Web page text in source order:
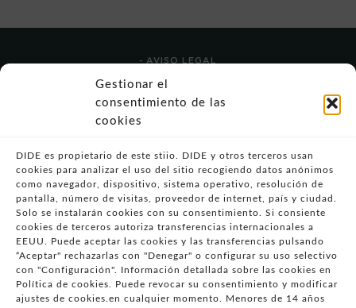
Gestionar el
consentimiento de las
cookies
DIDE es propietario de este stiio. DIDE y otros terceros usan
cookies para analizar el uso del sitio recogiendo datos anónimos
como navegador, dispositivo, sistema operativo, resolución de
pantalla, número de visitas, proveedor de internet, país y ciudad.
Solo se instalarán cookies con su consentimiento. Si consiente
cookies de terceros autoriza transferencias internacionales a
EEUU. Puede aceptar las cookies y las transferencias pulsando
“Aceptar" rechazarlas con "Denegar" o configurar su uso selectivo
con "Configuración". Información detallada sobre las cookies en
Política de cookies. Puede revocar su consentimiento y modificar
ajustes de cookies.en cualquier momento. Menores de 14 años
- AVISO LEGAL
- POLÍTICA DE USO
- POLÍTICA DE PRIVACIDAD
- POLÍTICA DE COOKIES (UE)
VULNERABILIDADES
- CONDICIONES PARTICULARES DE COMPRA
- GUÍA DE COMPRA
- GUÍA DE PRIVACIDAD
- DESISTIMIENTO
- ATENCIÓN AL CLIENTE